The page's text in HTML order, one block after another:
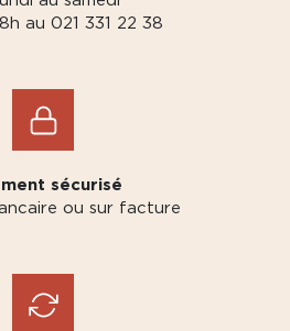
au 021 331 22 38
sécurisé
ou sur facture